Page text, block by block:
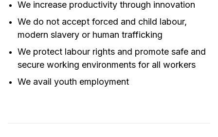
We increase productivity through innovation
We do not accept forced and child labour,
modern slavery or human trafficking
We protect labour rights and promote safe and
secure working environments for all workers
We avail youth employment